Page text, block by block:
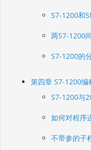
S7-1200和
两S7-1200
S7-1200的
第四章 S7-1200编
S7-1200与
如何对程序
不带参的子